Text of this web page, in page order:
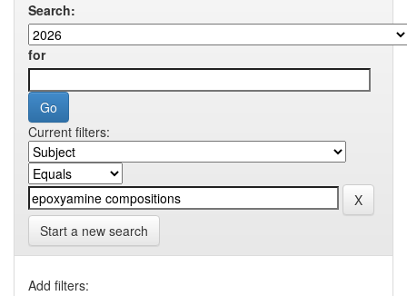
Search:
for
Current filters:
Start a new search
Add filters: